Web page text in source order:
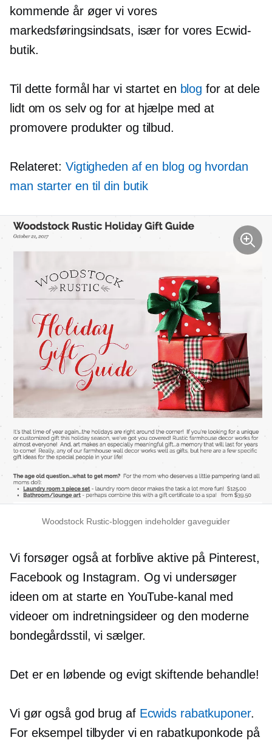
kommende år øger vi vores
markedsføringsindsats, især for vores Ecwid-
butik.
Til dette formål har vi startet en blog for at dele
lidt om os selv og for at hjælpe med at
promovere produkter og tilbud.
Relateret: Vigtigheden af ​​en blog og hvordan
man starter en til din butik
Woodstock Rustic-bloggen indeholder gaveguider
Vi forsøger også at forblive aktive på Pinterest,
Facebook og Instagram. Og vi undersøger
ideen om at starte en YouTube-kanal med
videoer om indretningsideer og den moderne
bondegårdsstil, vi sælger.
Det er en løbende og evigt skiftendebehandle!
Vi gør også god brug af Ecwids rabatkuponer.
For eksempel tilbyder vi en rabatkuponkode på